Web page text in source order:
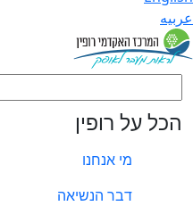
הכל על רופין
מי אנחנו
דבר הנשיאה